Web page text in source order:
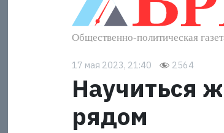
17 мая 2023, 21:40 2564
Научиться
рядом